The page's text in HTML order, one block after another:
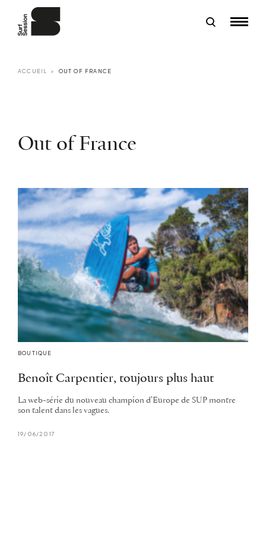
ACCUEIL OUT OF FRANCE
Out of France
BOUTIQUE
Benoît Carpentier, toujours plus haut
La web-série du nouveau champion d'Europe de SUP montre
son talent dans les vagues.
19/06/2017